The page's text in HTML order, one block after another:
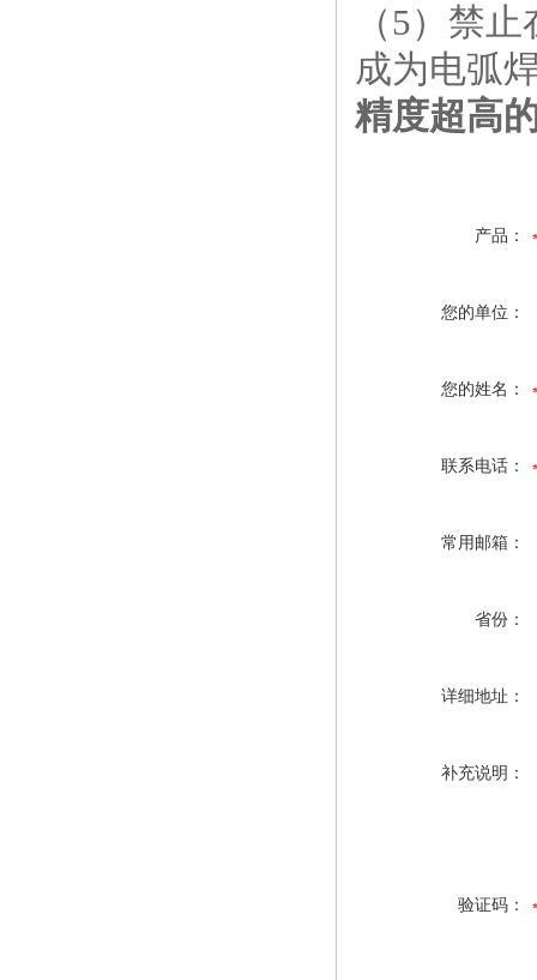
（5）禁
成为电弧
精度超高
产品：
您的单位：
您的姓名：
联系电话：
常用邮箱：
省份：
详细地址：
补充说明：
验证码：